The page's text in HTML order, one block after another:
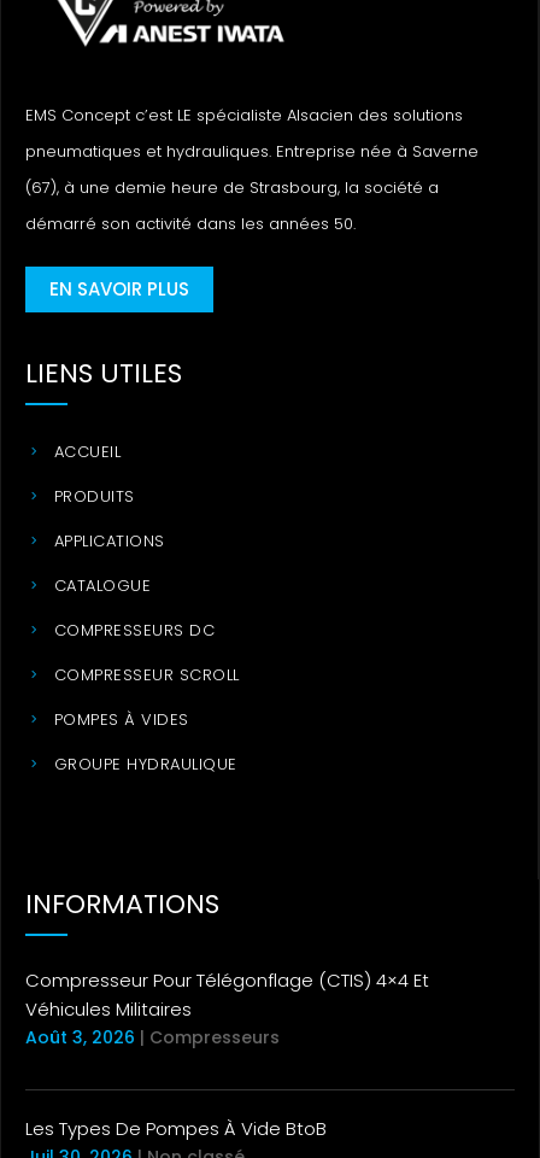
EMS Concept c’est LE spécialiste Alsacien des solutions
pneumatiques et hydrauliques. Entreprise née à Saverne
(67), à une demie heure de Strasbourg, la société a
démarré son activité dans les années 50.
EN SAVOIR PLUS
LIENS UTILES
ACCUEIL
PRODUITS
APPLICATIONS
CATALOGUE
COMPRESSEURS DC
COMPRESSEUR SCROLL
POMPES À VIDES
GROUPE HYDRAULIQUE
INFORMATIONS
Compresseur Pour Télégonflage (CTIS) 4×4 Et
Véhicules Militaires
Août 3, 2026 | Compresseurs
Les Types De Pompes À Vide BtoB